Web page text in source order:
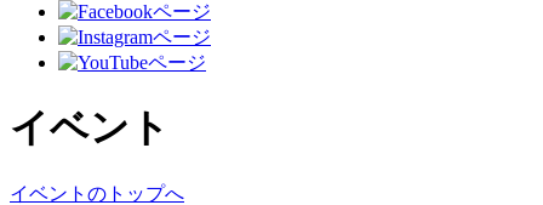
イベント
イベントのトップへ